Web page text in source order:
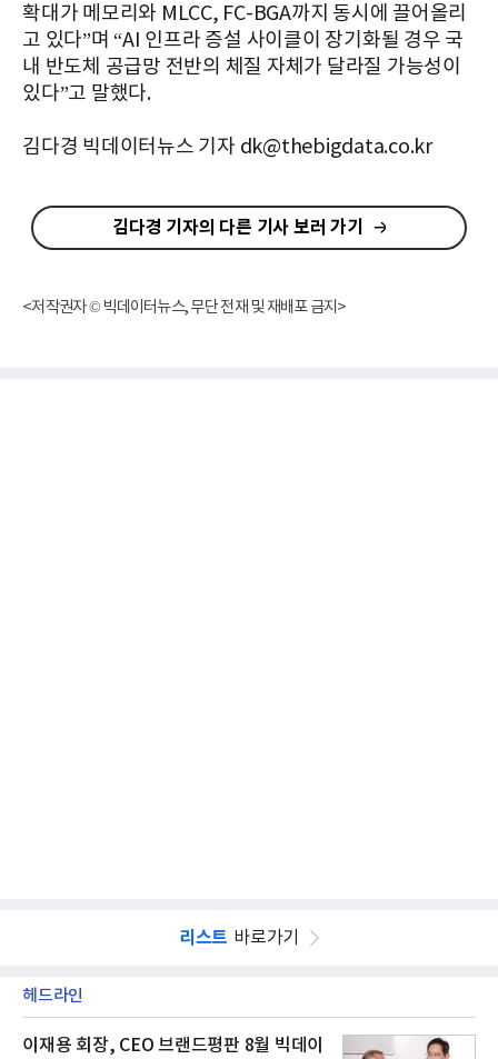
확대가 메모리와 MLCC, FC-BGA까지 동시에 끌어올리
고 있다”며 “AI 인프라 증설 사이클이 장기화될 경우 국
내 반도체 공급망 전반의 체질 자체가 달라질 가능성이
있다”고 말했다.
김다경 빅데이터뉴스 기자 dk@thebigdata.co.kr
김다경 기자의 다른 기사 보러 가기
<저작권자 © 빅데이터뉴스, 무단 전재 및 재배포 금지>
리스트 바로가기
헤드라인
이재용 회장, CEO 브랜드평판 8월 빅데이